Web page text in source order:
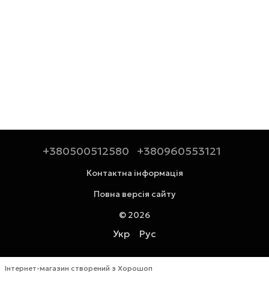
+380500512580 +380960553121
Контактна інформація
Повна версія сайту
© 2026
Укр Рус
Інтернет-магазин створений з Хорошоп